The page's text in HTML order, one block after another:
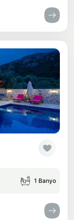
1 Banyo